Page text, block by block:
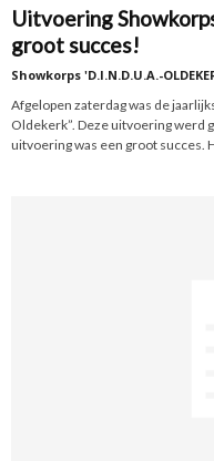
Uitvoering
groot succes!
Showkorps 'D.I.N.D.U.A.-
Afgelopen zaterdag was de
Oldekerk”. Deze uitvoering werd
uitvoering was een groot succes.